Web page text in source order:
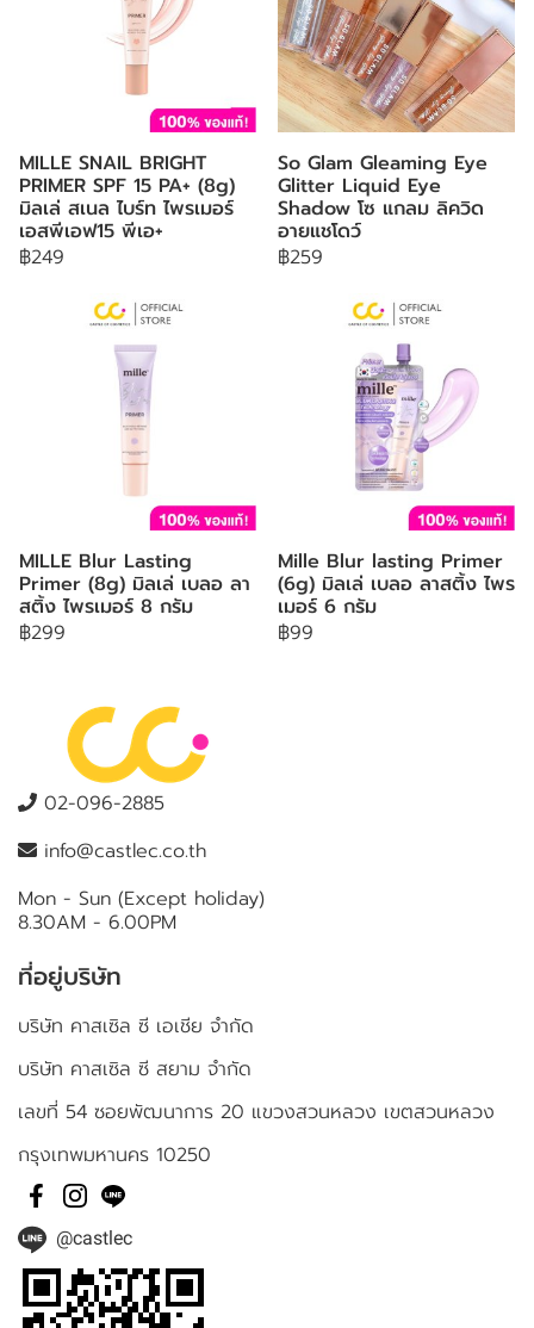
MILLE SNAIL BRIGHT
PRIMER SPF 15 PA+ (8g)
มิลเล่ สเนล ไบร์ท ไพรเมอร์
เอสพีเอฟ15 พีเอ+
฿249
So Glam Gleaming Eye
Glitter Liquid Eye
Shadow โซ แกลม ลิควิด
อายแชโดว์
฿259
MILLE Blur Lasting
Primer (8g) มิลเล่ เบลอ ลา
สติ้ง ไพรเมอร์ 8 กรัม
฿299
Mille Blur lasting Primer
(6g) มิลเล่ เบลอ ลาสติ้ง ไพร
เมอร์ 6 กรัม
฿99
02-096-2885
info@castlec.co.th
Mon - Sun (Except holiday)
8.30AM - 6.00PM
ที่อยู่บริษัท
บริษัท คาสเซิล ซี เอเชีย จำกัด
บริษัท คาสเซิล ซี สยาม จำกัด
เลขที่ 54 ซอยพัฒนาการ 20 แขวงสวนหลวง เขตสวนหลวง
กรุงเทพมหานคร 10250
@castlec